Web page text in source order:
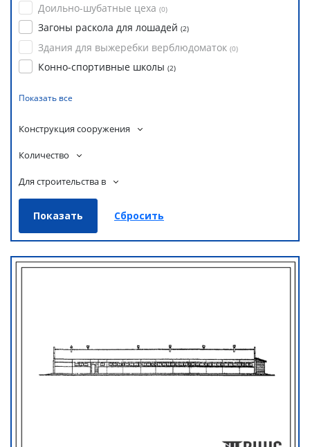
Доильно-шубатные цеха (0)
Загоны раскола для лошадей (2)
Здания для выжеребки верблюдоматок (0)
Конно-спортивные школы (2)
Показать все
Конструкция сооружения
Количество
Для строительства в